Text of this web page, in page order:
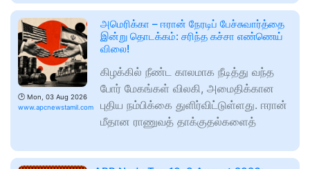
🕑 Mon, 03 Aug 2026
www.apcnewstamil.com
அமெரிக்கா – ஈரான் நேரடிப் பேச்சுவார்த்தை
இன்று தொடக்கம்: சரிந்த கச்சா எண்ணெய்
விலை!
கிழக்கில் நீண்ட காலமாக நீடித்து வந்த
போர் மேகங்கள் விலகி, அமைதிக்கான
புதிய நம்பிக்கை துளிர்விட்டுள்ளது. ஈரான்
மீதான ராணுவத் தாக்குதல்களைத்